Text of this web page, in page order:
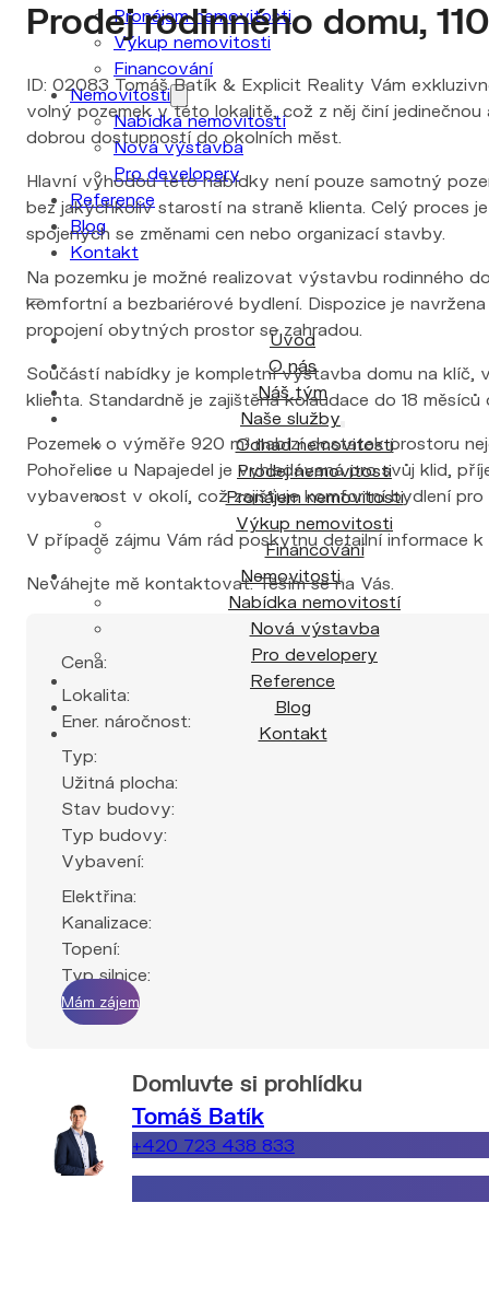
Pronájem nemovitosti
Výkup nemovitosti
Financování
Nemovitosti
Nabídka nemovitostí
Nová výstavba
Pro developery
Reference
Blog
Kontakt
Úvod
O nás
Náš tým
Naše služby
Odhad nemovitosti
Prodej nemovitosti
Pronájem nemovitosti
Výkup nemovitosti
Financování
Nemovitosti
Nabídka nemovitostí
Nová výstavba
Pro developery
Reference
Blog
Kontakt
Prodej rodinného domu,
ID: 02083 Tomáš Batík & Explicit Reality Vám
volný pozemek v této lokalitě, což z něj činí
dobrou dostupností do okolních měst.
Hlavní výhodou této nabídky není pouze samotný
bez jakýchkoliv starostí na straně klienta. Celý proces
spojených se změnami cen nebo organizací stavby.
Na pozemku je možné realizovat výstavbu rodinného
komfortní a bezbariérové bydlení. Dispozice je
propojení obytných prostor se zahradou.
Součástí nabídky je kompletní výstavba domu na klíč,
klienta. Standardně je zajištěna kolaudace do 18
Pozemek o výměře 920 m² nabízí dostatek prostoru
Pohořelice u Napajedel je vyhledávaná pro svůj klid,
vybavenost v okolí, což zajišťuje komfortní bydlení pro
V případě zájmu Vám rád poskytnu detailní informace
Neváhejte mě kontaktovat. Těším se na Vás.
Cena:
Lokalita:
Ener. náročnost:
Typ:
Užitná plocha:
Stav budovy:
Typ budovy:
Vybavení:
Elektřina:
Kanalizace:
Topení:
Typ silnice:
Mám zájem
Domluvte si prohlídku
Tomáš Batík
+420 723 438 833